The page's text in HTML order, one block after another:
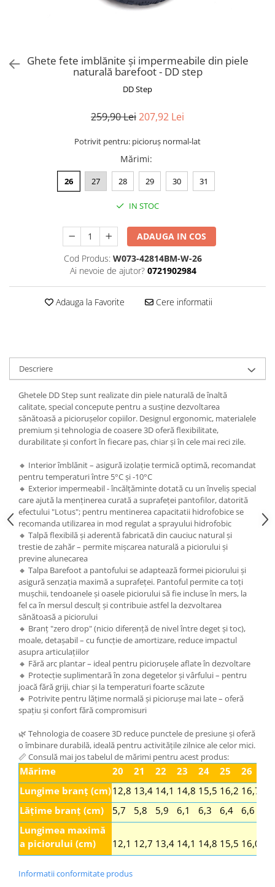
Ghete fete imblănite și impermeabile din piele
naturală barefoot - DD step
DD Step
259,90 Lei207,92 Lei
Potrivit pentru: picioruș normal-lat
Mărimi:
26 27 28 29 30 31
IN STOC
ADAUGA IN COS
Cod Produs: W073-42814BM-W-26
Ai nevoie de ajutor? 0721902984
Adauga la Favorite Cere informatii
Descriere
Ghetele DD Step sunt realizate din piele naturală de înaltă
calitate, special concepute pentru a susține dezvoltarea
sănătoasă a piciorușelor copiilor. Designul ergonomic, materialele
premium și tehnologia de coasere 3D oferă flexibilitate,
durabilitate și confort în fiecare pas, chiar și în cele mai reci zile.
🔸 Interior îmblănit – asigură izolație termică optimă, recomandat
pentru temperaturi între 5°C și -10°C
🔸 Exterior impermeabil - încălțăminte dotată cu un înveliș special
care ajută la menținerea curată a suprafeței pantofilor, datorită
efectului "Lotus"; pentru mentinerea capacitatii hidrofobice se
recomanda utilizarea in mod regulat a sprayului hidrofobic
🔸 Talpă flexibilă și aderentă fabricată din cauciuc natural și
trestie de zahăr – permite mișcarea naturală a piciorului și
previne alunecarea
🔸 Talpa Barefoot a pantofului se adaptează formei piciorului și
asigură senzația maximă a suprafeței. Pantoful permite ca toți
mușchii, tendoanele și oasele piciorului să fie incluse în mers, la
fel ca în mersul desculț și contribuie astfel la dezvoltarea
sănătoasă a piciorului
🔸 Branț "zero drop" (nicio diferență de nivel între deget și toc),
moale, detașabil – cu funcție de amortizare, reduce impactul
asupra articulațiilor
🔸 Fără arc plantar – ideal pentru piciorușele aflate în dezvoltare
🔸 Protecție suplimentară în zona degetelor și vârfului – pentru
joacă fără griji, chiar și la temperaturi foarte scăzute
🔸 Potrivite pentru lățime normală și piciorușe mai late – oferă
spațiu și confort fără compromisuri
🌿 Tehnologia de coasere 3D reduce punctele de presiune și oferă
o îmbinare durabilă, ideală pentru activitățile zilnice ale celor mici.
📏 Consulă mai jos tabelul de mărimi pentru acest produs:
Mărime 20 21 22 23 24 25 26
Lungime branț (cm)12,8 13,4 14,1 14,8 15,5 16,2 16,7
Lățime branț (cm)
5,7 5,8 5,9 6,1 6,3 6,4 6,6
Lungimea maximă
a piciorului (cm)
12,1 12,7 13,4 14,1 14,8 15,5 16,0
Informatii conformitate produs